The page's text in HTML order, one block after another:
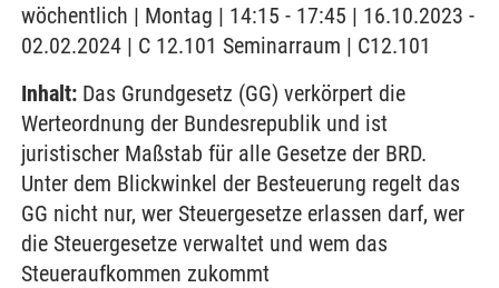
wöchentlich | Montag | 14:15 - 17:45 | 16.10.2023 -
02.02.2024 | C 12.101 Seminarraum | C12.101
Inhalt: Das Grundgesetz (GG) verkörpert die
Werteordnung der Bundesrepublik und ist
juristischer Maßstab für alle Gesetze der BRD.
Unter dem Blickwinkel der Besteuerung regelt das
GG nicht nur, wer Steuergesetze erlassen darf, wer
die Steuergesetze verwaltet und wem das
Steueraufkommen zukommt